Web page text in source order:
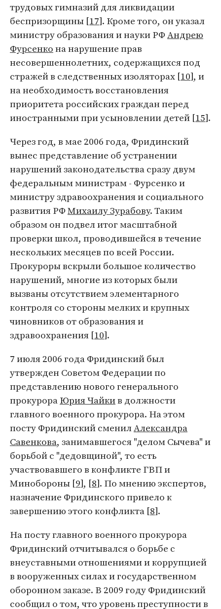
трудовых гимназий для ликвидации
беспризорщины [17]. Кроме того, он указал
министру образования и науки РФАндрею
Фурсенкона нарушение прав
несовершеннолетних, содержащихся под
стражей в следственных изоляторах [10], и
на необходимость восстановления
приоритета российских граждан перед
иностранными при усыновлении детей [15].
Через год, в мае 2006 года, Фридинский
вынес представление об устранении
нарушений законодательства сразу двум
федеральным министрам - Фурсенко и
министру здравоохранения и социального
развития РФМихаилу Зурабову. Таким
образом он подвел итог масштабной
проверки школ, проводившейся в течение
нескольких месяцев по всей России.
Прокуроры вскрыли большое количество
нарушений, многие из которых были
вызваны отсутствием элементарного
контроля со стороны мелких и крупных
чиновников от образования и
здравоохранения [10].
7 июля 2006 года Фридинский был
утвержден Советом Федерации по
представлению нового генерального
прокурораЮрия Чайкив должности
главного военного прокурора. На этом
посту Фридинский сменилАлександра
Савенкова, занимавшегося "делом Сычева" и
борьбой с "дедовщиной", то есть
участвовавшего в конфликте ГВП и
Минобороны [9], [8]. По мнению экспертов,
назначение Фридинского привело к
завершению этого конфликта [8].
На посту главного военного прокурора
Фридинский отчитывался о борьбе с
внеуставными отношениями и коррупцией
в вооруженных силах и государственном
оборонном заказе. В 2009 году Фридинский
сообщил о том, что уровень преступности в